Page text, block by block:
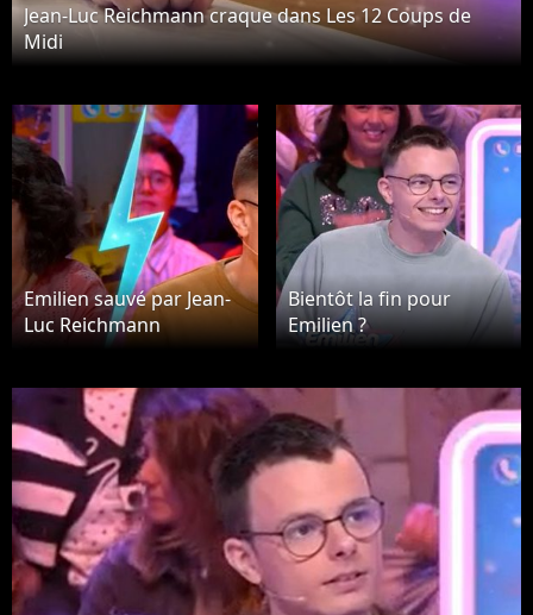
Jean-Luc Reichmann craque dans Les 12 Coups de
Midi
Emilien sauvé par Jean-
Luc Reichmann
Bientôt la fin pour
Emilien ?